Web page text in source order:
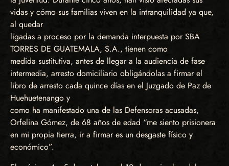
vidas y cómo sus familias viven en la intranquilidad ya que,
al quedar
ligadas a proceso por la demanda interpuesta por SBA
TORRES DE GUATEMALA, S.A., tienen como
medida sustitutiva, antes de llegar a la audiencia de fase
intermedia, arresto domiciliario obligándolas a firmar el
libro de arresto cada quince días en el Juzgado de Paz de
Huehuetenango y
como ha manifestado una de las Defensoras acusadas,
Orfelina Gómez, de 68 años de edad “me siento prisionera
en mi propia tierra, ir a firmar es un desgaste físico y
económico”.